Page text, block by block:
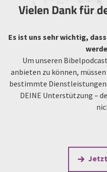
Vielen Dank für
Es ist uns sehr wichtig,
Um unseren
anbieten zu können,
bestimmte
DEINE Unterstützung –